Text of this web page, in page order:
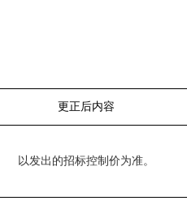
更正后内容
以发出的招标控制价为准。